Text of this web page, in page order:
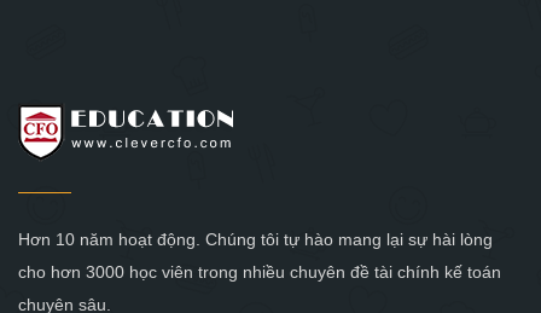
Hơn 10 năm hoạt động. Chúng tôi tự hào mang lại sự hài lòng
cho hơn 3000 học viên trong nhiều chuyên đề tài chính kế toán
chuyên sâu.